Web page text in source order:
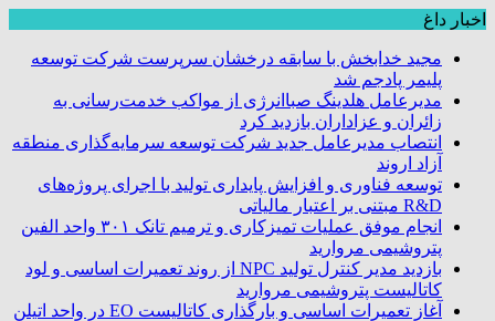
اخبار داغ
مجید خدابخش با سابقه درخشان سرپرست شرکت توسعه
پلیمر پادجم شد
مدیرعامل هلدینگ صباانرژی از مواکب خدمت‌رسانی به
زائران و عزاداران بازدید کرد
انتصاب مدیرعامل جدید شرکت توسعه سرمایه‌گذاری منطقه
آزاد اروند
توسعه فناوری و افزایش پایداری تولید با اجرای پروژه‌های
R&D مبتنی بر اعتبار مالیاتی
انجام موفق عملیات تمیزکاری و ترمیم تانک ۳۰۱ واحد الفین
پتروشیمی مروارید
بازدید مدیر کنترل تولید NPC از روند تعمیرات اساسی و لود
کاتالیست پتروشیمی مروارید
آغاز تعمیرات اساسی و بارگذاری کاتالیست EO در واحد اتیلن